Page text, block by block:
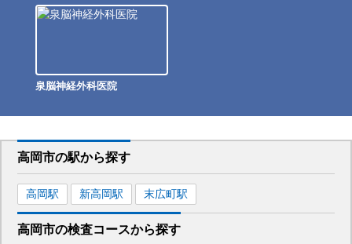
泉脳神経外科医院
高岡市の駅から探す
高岡駅 新高岡駅 末広町駅
高岡市の検査コースから探す